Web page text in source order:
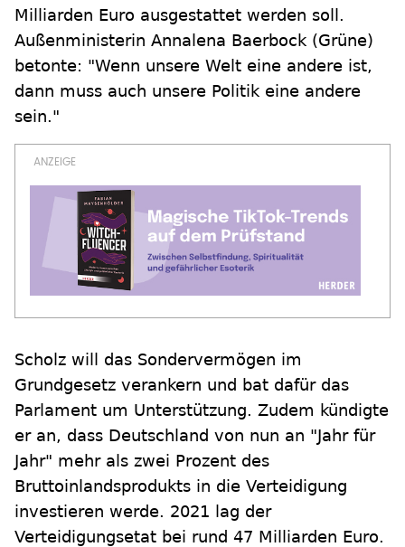
Milliarden Euro ausgestattet werden soll.
Außenministerin Annalena Baerbock (Grüne)
betonte: "Wenn unsere Welt eine andere ist,
dann muss auch unsere Politik eine andere
sein."
Scholz will das Sondervermögen im
Grundgesetz verankern und bat dafür das
Parlament um Unterstützung. Zudem kündigte
er an, dass Deutschland von nun an "Jahr für
Jahr" mehr als zwei Prozent des
Bruttoinlandsprodukts in die Verteidigung
investieren werde. 2021 lag der
Verteidigungsetat bei rund 47 Milliarden Euro.